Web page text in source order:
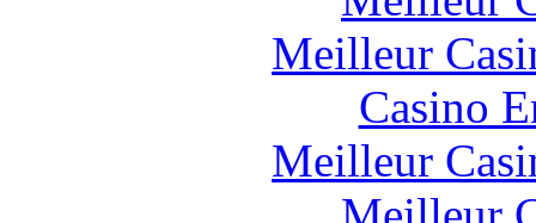
Meilleur
Casino
Meilleur